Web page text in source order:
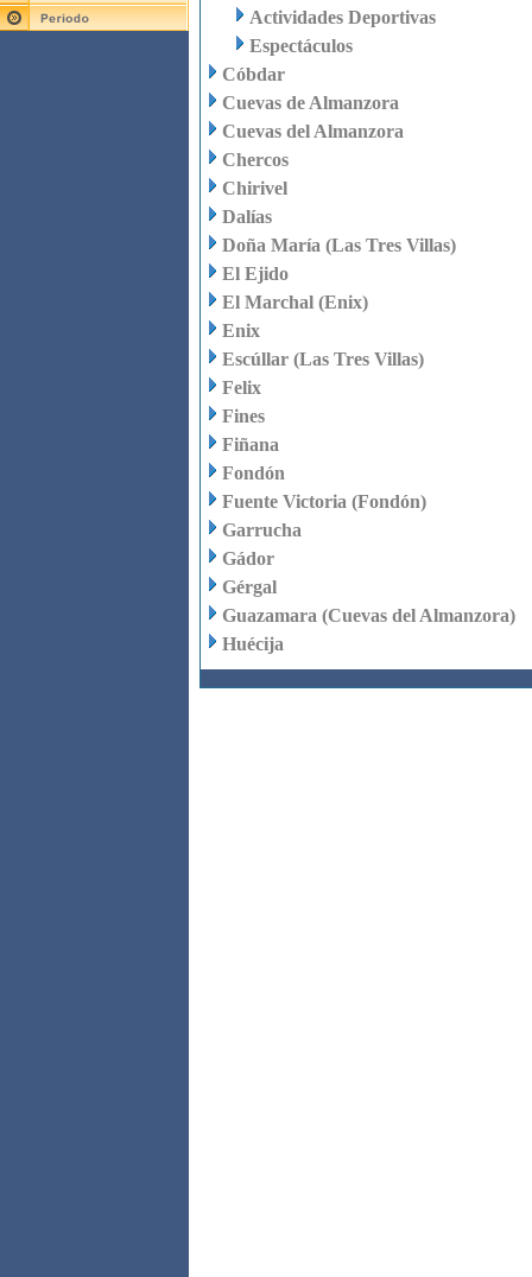
Actividades Deportivas
Espectáculos
Cóbdar
Cuevas de Almanzora
Cuevas del Almanzora
Chercos
Chirivel
Dalías
Doña María (Las Tres Villas)
El Ejido
El Marchal (Enix)
Enix
Escúllar (Las Tres Villas)
Felix
Fines
Fiñana
Fondón
Fuente Victoria (Fondón)
Garrucha
Gádor
Gérgal
Guazamara (Cuevas del Almanzora)
Huécija